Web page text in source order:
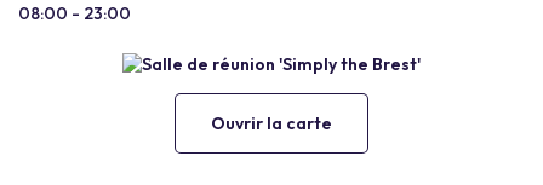
08:00 - 23:00
Ouvrir la carte